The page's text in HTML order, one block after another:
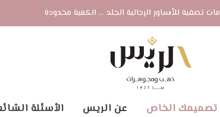
تصفية للأساور الرجالية الجلد ... الكمية محدودة
تصميمك الخاص عن الريس الأسئلة